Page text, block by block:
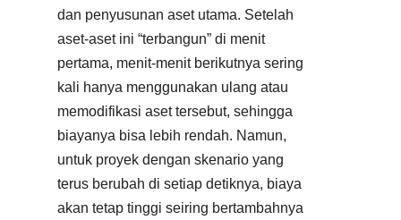
dan penyusunan aset utama. Setelah
aset-aset ini “terbangun” di menit
pertama, menit-menit berikutnya sering
kali hanya menggunakan ulang atau
memodifikasi aset tersebut, sehingga
biayanya bisa lebih rendah. Namun,
untuk proyek dengan skenario yang
terus berubah di setiap detiknya, biaya
akan tetap tinggi seiring bertambahnya